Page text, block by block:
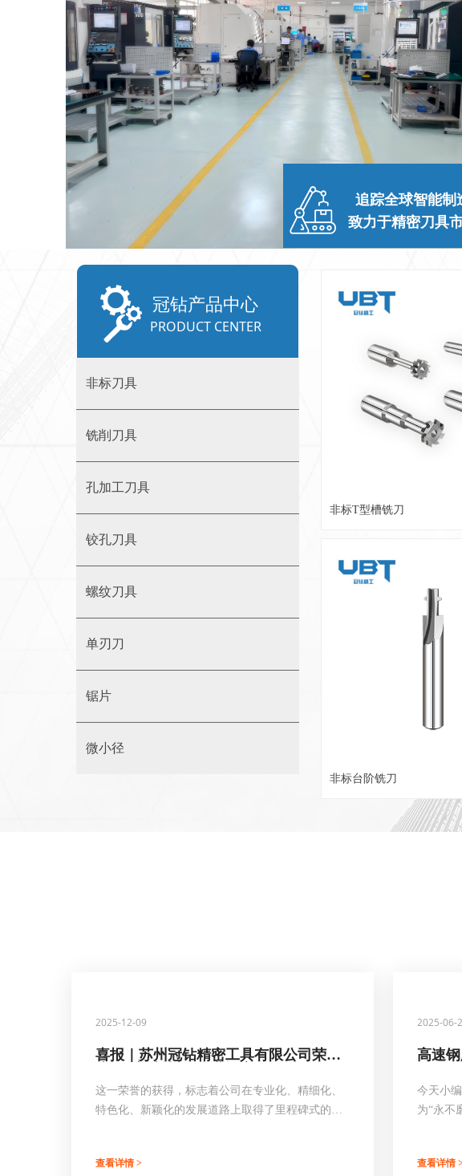
追踪全球智能制
致力于精密刀具
2025-12-09
喜报｜苏州冠钻精密工具有限公司荣获
这一荣誉的获得，标志着公司在专业化、精细化、
特色化、新颖化的发展道路上取得了里程碑式的重
查看详情 >
2025-06-
高速
今天小
为“永不
直是金
查看详情
冠钻产品中心
PRODUCT CENTER
非标刀具
铣削刀具
孔加工刀具
铰孔刀具
螺纹刀具
单刃刀
锯片
微小径
非标T型槽铣刀
非标台阶铣刀